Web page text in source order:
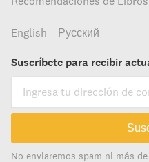
English Русский
Suscríbete para recibir
No enviaremos spam ni más